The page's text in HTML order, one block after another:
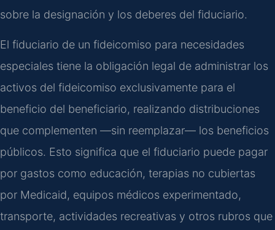
sobre la designación y los deberes del fiduciario.
El fiduciario de un fideicomiso para necesidades
especiales tiene la obligación legal de administrar los
activos del fideicomiso exclusivamente para el
beneficio del beneficiario, realizando distribuciones
que complementen —sin reemplazar— los beneficios
públicos. Esto significa que el fiduciario puede pagar
por gastos como educación, terapias no cubiertas
por Medicaid, equipos médicos experimentado,
transporte, actividades recreativas y otros rubros que